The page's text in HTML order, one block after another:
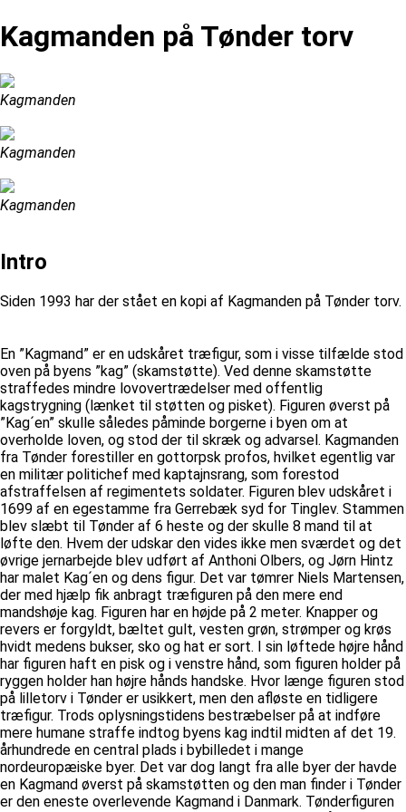
Kagmanden på Tønder torv
Kagmanden
Kagmanden
Kagmanden
Intro
Siden 1993 har der stået en kopi af Kagmanden på Tønder torv.
En ”Kagmand” er en udskåret træfigur, som i visse tilfælde stod
oven på byens ”kag” (skamstøtte). Ved denne skamstøtte
straffedes mindre lovovertrædelser med offentlig
kagstrygning (lænket til støtten og pisket). Figuren øverst på
”Kag´en” skulle således påminde borgerne i byen om at
overholde loven, og stod der til skræk og advarsel. Kagmanden
fra Tønder forestiller en gottorpsk profos, hvilket egentlig var
en militær politichef med kaptajnsrang, som forestod
afstraffelsen af regimentets soldater. Figuren blev udskåret i
1699 af en egestamme fra Gerrebæk syd for Tinglev. Stammen
blev slæbt til Tønder af 6 heste og der skulle 8 mand til at
løfte den. Hvem der udskar den vides ikke men sværdet og det
øvrige jernarbejde blev udført af Anthoni Olbers, og Jørn Hintz
har malet Kag´en og dens figur. Det var tømrer Niels Martensen,
der med hjælp fik anbragt træfiguren på den mere end
mandshøje kag. Figuren har en højde på 2 meter. Knapper og
revers er forgyldt, bæltet gult, vesten grøn, strømper og krøs
hvidt medens bukser, sko og hat er sort. I sin løftede højre hånd
har figuren haft en pisk og i venstre hånd, som figuren holder på
ryggen holder han højre hånds handske. Hvor længe figuren stod
på lilletorv i Tønder er usikkert, men den afløste en tidligere
træfigur. Trods oplysningstidens bestræbelser på at indføre
mere humane straffe indtog byens kag indtil midten af det 19.
århundrede en central plads i bybilledet i mange
nordeuropæiske byer. Det var dog langt fra alle byer der havde
en Kagmand øverst på skamstøtten og den man finder i Tønder
er den eneste overlevende Kagmand i Danmark. Tønderfiguren